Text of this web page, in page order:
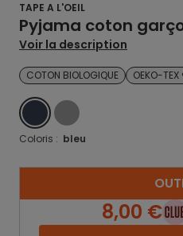
TAPE A L'OEIL
Pyjama coton
Voir la description
COTON BIOLOGIQUE OEKO-
BLEUGRIS
Coloris : bleu
8,00 €